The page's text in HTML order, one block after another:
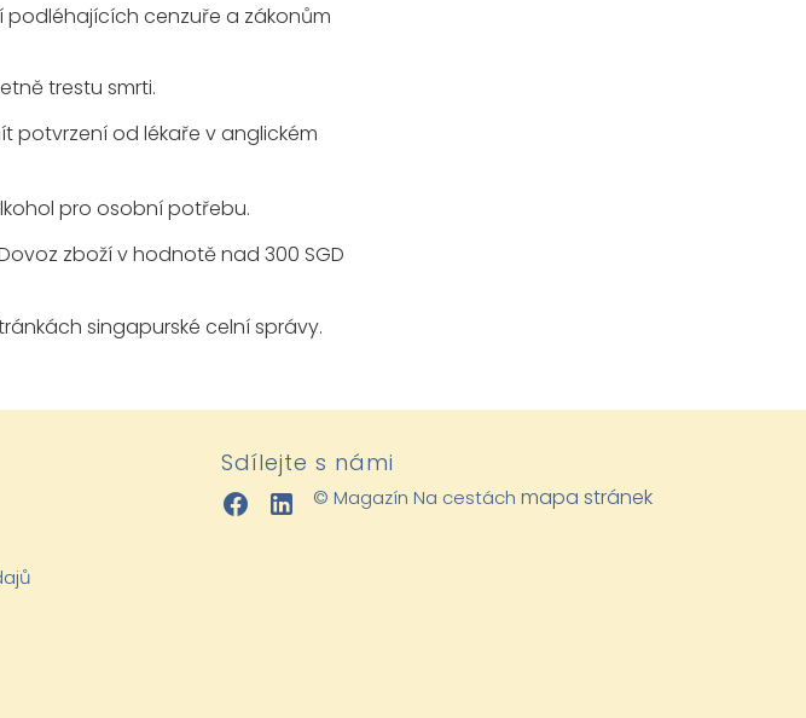
podléhajících cenzuře a zákonům
trestu smrti.
potvrzení od lékaře v anglickém
pro osobní potřebu.
zboží v hodnotě nad 300 SGD
singapurské celní správy.
Sdílejte s námi
© Magazín Na cestách mapa stránek